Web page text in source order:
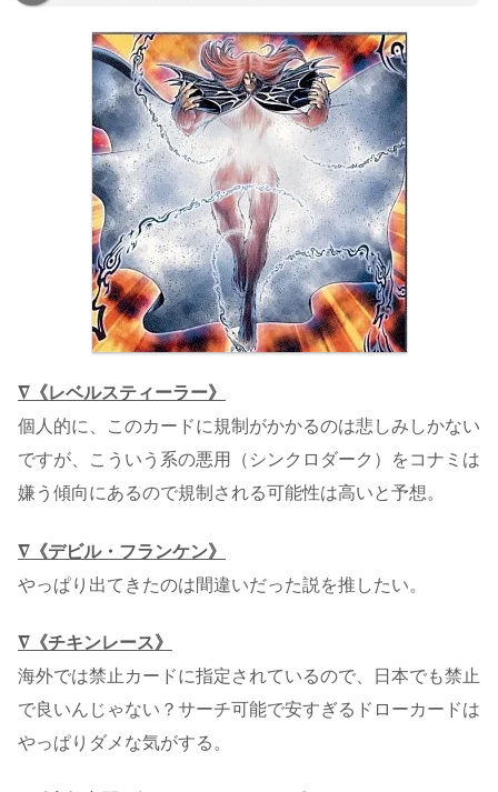
∇《レベルスティーラー》
個人的に、このカードに規制がかかるのは悲しみしかない
ですが、こういう系の悪用（シンクロダーク）をコナミは
嫌う傾向にあるので規制される可能性は高いと予想。
∇《デビル・フランケン》
やっぱり出てきたのは間違いだった説を推したい。
∇《チキンレース》
海外では禁止カードに指定されているので、日本でも禁止
で良いんじゃない？サーチ可能で安すぎるドローカードは
やっぱりダメな気がする。